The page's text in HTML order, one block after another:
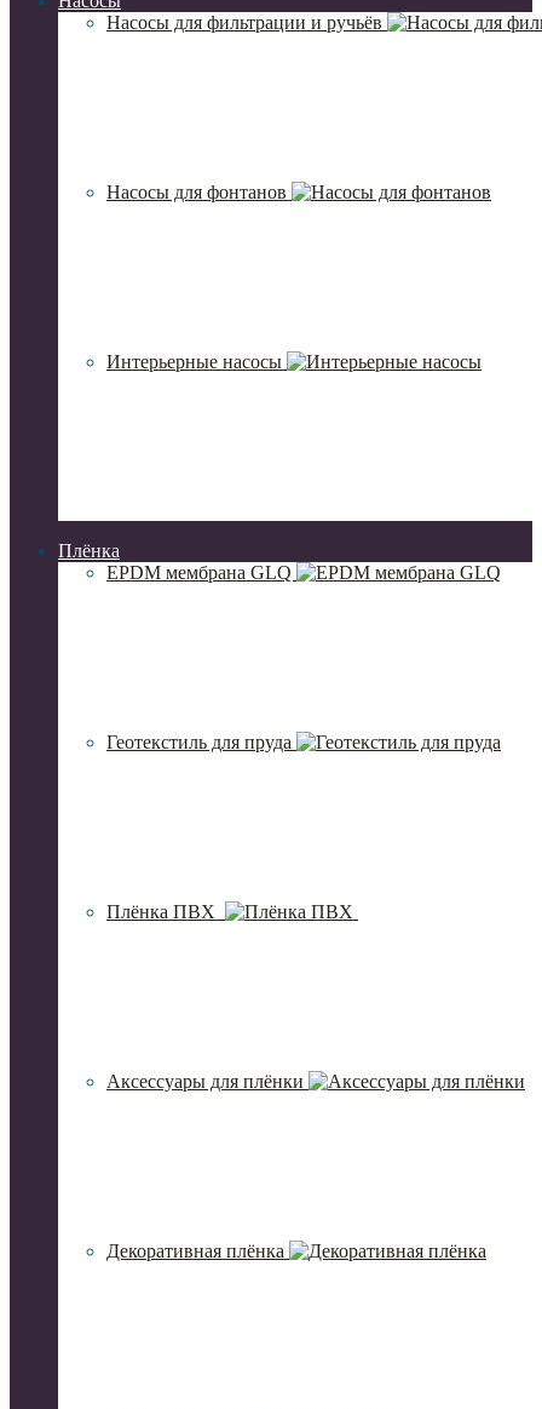
Насосы для фильтрации и ручьёв
Насосы для фонтанов
Интерьерные насосы
Плёнка
EPDM мембрана GLQ
Геотекстиль для пруда
Плёнка ПВХ
Аксессуары для плёнки
Декоративная плёнка